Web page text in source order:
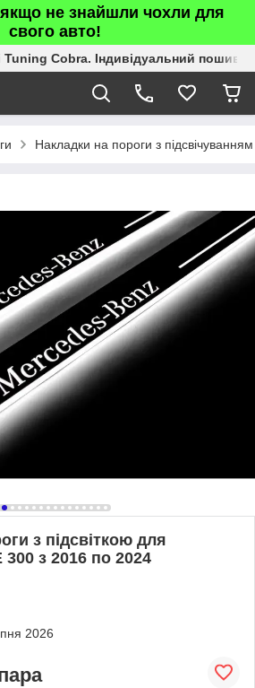
не знайшли чохли для
свого авто!
Cobra. Індивідуальний пошив.
Накладки на пороги з підсвічуванням
з підсвіткою для
з 2016 по 2024
2026